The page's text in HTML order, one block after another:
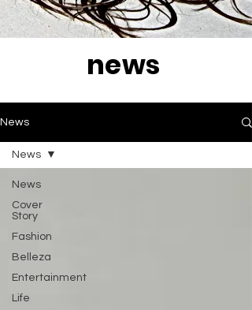
news
News
News
Cover
Story
Fashion
Belleza
Entertainment
Life
News